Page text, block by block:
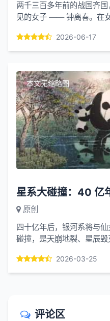
两千三百多年前的战国齐
见的女子 —— 钟离春。在
人说亲，... 2026-06-17
本文无缩略图
星系大碰撞：40 亿
原创
四十亿年后，银河系将与
碰撞，是天崩地裂、星辰
此。里面的几千...2026-03-25
评论区